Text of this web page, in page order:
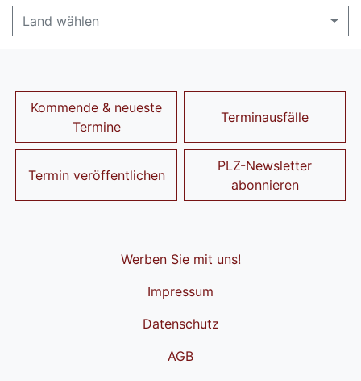
Land wählen
Kommende & neueste
Termine
Terminausfälle
Termin veröffentlichen
PLZ-Newsletter
abonnieren
Werben Sie mit uns!
Impressum
Datenschutz
AGB